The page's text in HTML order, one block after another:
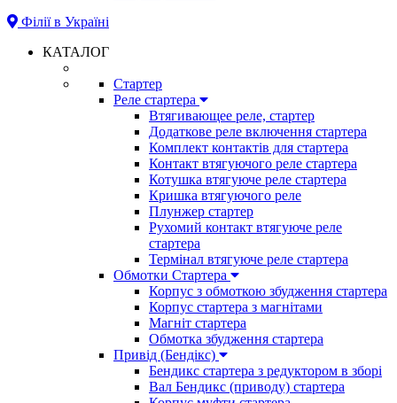
Філії в Україні
КАТАЛОГ
Стартер
Реле стартера
Втягивающее реле, стартер
Додаткове реле включення стартера
Комплект контактів для стартера
Контакт втягуючого реле стартера
Котушка втягуюче реле стартера
Кришка втягуючого реле
Плунжер стартер
Рухомий контакт втягуюче реле
стартера
Термінал втягуюче реле стартера
Обмотки Стартера
Корпус з обмоткою збудження стартера
Корпус стартера з магнітами
Магніт стартера
Обмотка збудження стартера
Привід (Бендікс)
Бендикс стартера з редуктором в зборі
Вал Бендикс (приводу) стартера